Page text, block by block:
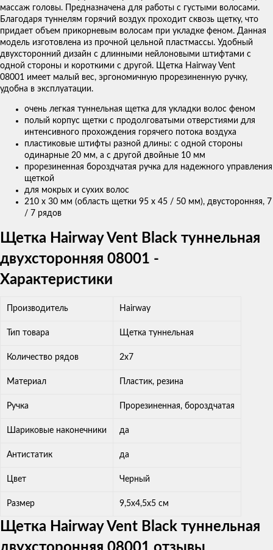
массаж головы. Предназначена для работы с густыми волосами.
Благодаря туннелям горячий воздух проходит сквозь щетку, что
придает объем прикорневым волосам при укладке феном. Данная
модель изготовлена из прочной цельной пластмассы. Удобный
двухсторонний дизайн с длинными нейлоновыми штифтами с
одной стороны и короткими с другой. Щетка Hairway Vent
08001 имеет малый вес, эргономичную прорезиненную ручку,
удобна в эксплуатации.
очень легкая туннельная щетка для укладки волос феном
полый корпус щетки с продолговатыми отверстиями для
интенсивного прохождения горячего потока воздуха
пластиковые штифты разной длины: с одной стороны
одинарные 20 мм, а с другой двойные 10 мм
прорезиненная бороздчатая ручка для надежного управления
щеткой
для мокрых и сухих волос
210 x 30 мм (область щетки 95 x 45 / 50 мм), двусторонняя, 7
/ 7 рядов
Щетка Hairway Vent Black туннельная
двухсторонняя 08001 -
Характеристики
Производитель Hairway
Тип товара Щетка туннельная
Количество рядов 2х7
Материал Пластик, резина
Ручка Прорезиненная, бороздчатая
Шариковые наконечники да
Антистатик да
Цвет Черный
Размер 9,5x4,5х5 см
Щетка Hairway Vent Black туннельная